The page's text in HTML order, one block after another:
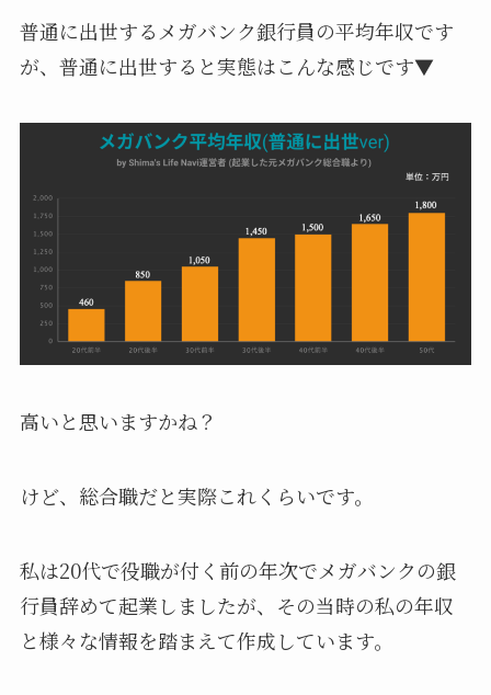
普通に出世するメガバンク銀行員の平均年収です
が、普通に出世すると実態はこんな感じです▼
高いと思いますかね？
けど、総合職だと実際これくらいです。
私は20代で役職が付く前の年次でメガバンクの銀
行員辞めて起業しましたが、その当時の私の年収
と様々な情報を踏まえて作成しています。